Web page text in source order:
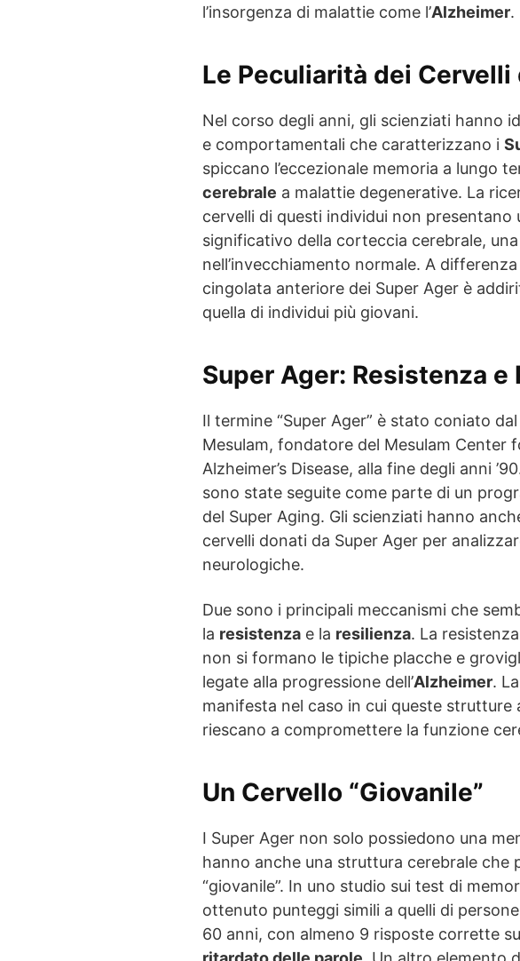
l’insorgenza di malattie come l’Alzheimer.
Le Peculiarità dei Cervelli
Nel corso degli anni, gli scienziati hanno
e comportamentali che caratterizzano i
spiccano l’eccezionale memoria a lungo
cerebrale a malattie degenerative. La
cervelli di questi individui non presentano
significativo della corteccia cerebrale,
nell’invecchiamento normale. A
cingolata anteriore dei Super Ager è
quella di individui più giovani.
Super Ager: Resistenza e
Il termine “Super Ager” è stato coniato
Mesulam, fondatore del Mesulam Center
Alzheimer’s Disease, alla fine degli anni
sono state seguite come parte di un
del Super Aging. Gli scienziati hanno
cervelli donati da Super Ager per
neurologiche.
Due sono i principali meccanismi che
la resistenza e la resilienza. La
non si formano le tipiche placche e
legate alla progressione dell’Alzheimer.
manifesta nel caso in cui queste strutture
riescano a compromettere la funzione
Un Cervello “Giovanile”
I Super Ager non solo possiedono una
hanno anche una struttura cerebrale che
“giovanile”. In uno studio sui test di
ottenuto punteggi simili a quelli di
60 anni, con almeno 9 risposte corrette